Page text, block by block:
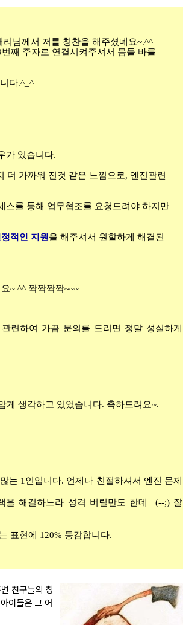
님께서 저를 칭찬을 해주셨네요~.^^
번째 주자로 연결시켜주셔서 몸둘 바를
다.^_^
가 있습니다.
더 가까워 진것 같은 느낌으로, 엔진관련
스를 통해 업무협조를 요청드려야 하지만
적인 지원 을 해주셔서 원할하게 해결된
~ ^^ 짝짝짝짝~~~
련하여 가끔 문의를 드리면
정말 성실하게
게 생각하고 있었습니다. 축하드려요~.
는 1 인입니다. 언제나 친절하셔서 엔진 문제
을 해결하느라 성격 버릴만도 한데 (--;) 잘
표현에 120% 동감합니다.
친구들의 칭
아이들은 그 어